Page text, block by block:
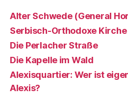
Alter Schwede (General
Serbisch-Orthodoxe Kirche
Die Perlacher Straße
Die Kapelle im Wald
Alexisquartier: Wer ist
Alexis?